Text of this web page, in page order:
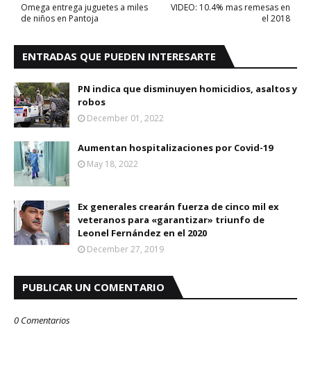
VIDEO: 10.4% mas remesas en
el 2018
Omega entrega juguetes a miles
de niños en Pantoja
ENTRADAS QUE PUEDEN INTERESARTE
PN indica que disminuyen homicidios, asaltos y
robos
December 01, 2022
Aumentan hospitalizaciones por Covid-19
May 18, 2022
Ex generales crearán fuerza de cinco mil ex
veteranos para «garantizar» triunfo de
Leonel Fernández en el 2020
December 27, 2019
PUBLICAR UN COMENTARIO
0 Comentarios